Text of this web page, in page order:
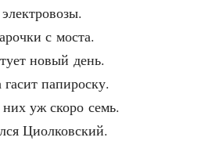
с моста.
новый день.
папироску.
уж ско­ро семь.
Циолковский.